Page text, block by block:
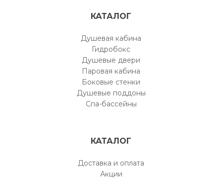
КАТАЛОГ
Душевая кабина
Гидробокс
Душевые двери
Паровая кабина
Боковые стенки
Душевые поддоны
Спа-бассейны
КАТАЛОГ
Доставка и оплата
Акции